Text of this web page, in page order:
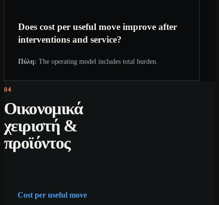
Does cost per useful move improve after
interventions and service?
Πύλη: The operating model includes total burden.
04
Οικονομικά
χειριστή &
προϊόντος
Cost per useful move